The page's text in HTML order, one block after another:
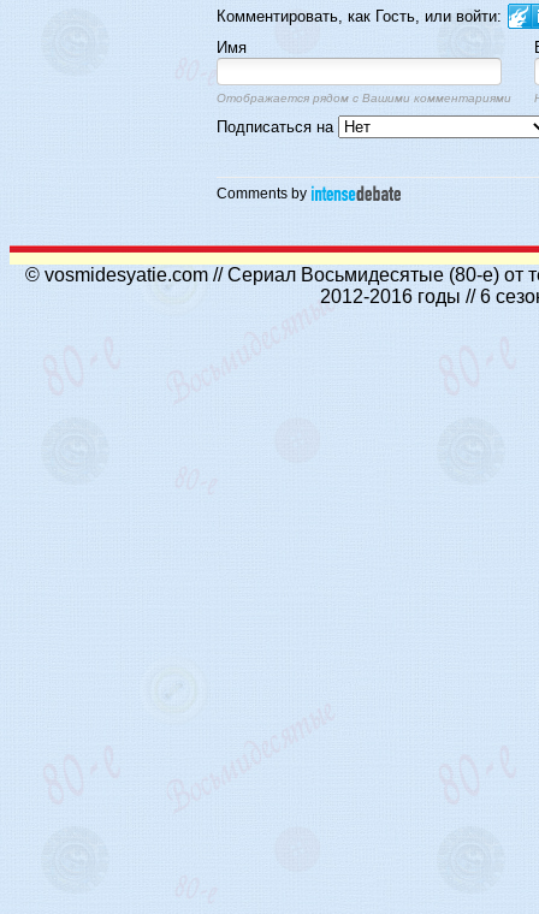
Комментировать, как Гость, или войти:
Имя
Отображается рядом с Вашими комментариями
Подписаться на
Comments by
© vosmidesyatie.com // Сериал Восьмидесятые (80-е)
2012-2016 годы // 6